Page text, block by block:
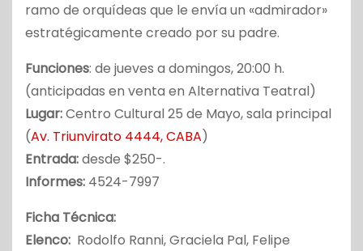
ramo de orquídeas que le envía un «admirador»
estratégicamente creado por su padre.
Funciones: de jueves a domingos, 20:00 h.
(anticipadas en venta en Alternativa Teatral)
Lugar:Centro Cultural 25 de Mayo, sala principal
(Av. Triunvirato 4444, CABA)
Entrada:desde $250-.
Informes: 4524-7997
Ficha Técnica:
Elenco: Rodolfo Ranni, Graciela Pal, Felipe